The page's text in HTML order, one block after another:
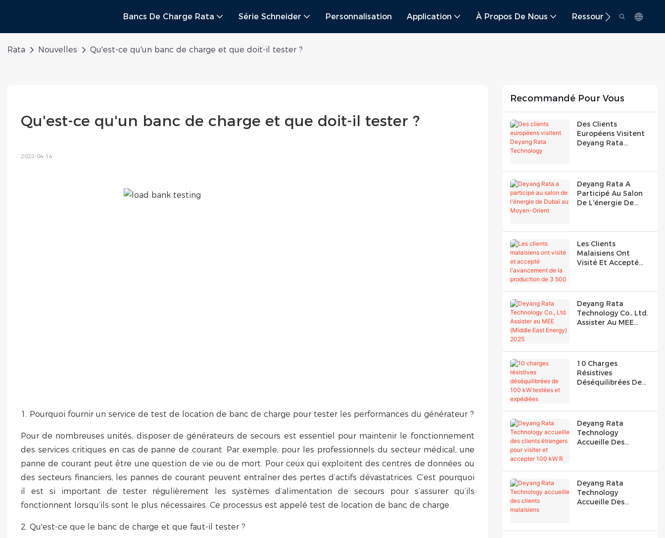
Bancs De Charge Rata Série Schneider Personnalisation Application À Propos De Nous Ressource
Rata Nouvelles Qu'est-ce qu'un banc de charge et que doit-il tester ?
Qu'est-ce qu'un banc de charge et que doit-il tester ?
2022-04-14
1. Pourquoi fournir un service de test de location de banc de charge pour tester les performances du générateur ?
Pour de nombreuses unités, disposer de générateurs de secours est essentiel pour maintenir le fonctionnement
des services critiques en cas de panne de courant. Par exemple, pour les professionnels du secteur médical, une
panne de courant peut être une question de vie ou de mort. Pour ceux qui exploitent des centres de données ou
des secteurs financiers, les pannes de courant peuvent entraîner des pertes d’actifs dévastatrices. C’est pourquoi
il est si important de tester régulièrement les systèmes d’alimentation de secours pour s’assurer qu’ils
fonctionnent lorsqu’ils sont le plus nécessaires. Ce processus est appelé test de location de banc de charge.
2. Qu'est-ce que le banc de charge et que faut-il tester ?
Recommandé Pour Vous
Des Clients
Européens Visitent
Deyang Rata
Deyang Rata A
Participé Au Salon
De L'énergie De
Les Clients
Malaisiens Ont
Visité Et Accepté
500 KW De Re
Deyang Rata
Technology Co., Ltd.
Assister Au MEE
10 Charges
Résistives
Déséquilibrées De
Deyang Rata
Technology
Accueille Des
Accepter 100 KW R
Deyang Rata
Technology
Accueille Des